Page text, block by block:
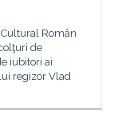
Român
de
iubitori ai
regizor Vlad